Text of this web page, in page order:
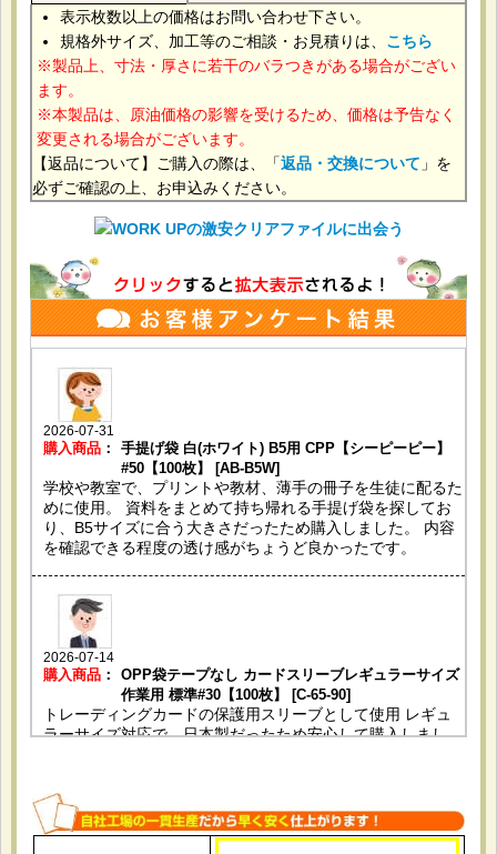
表示枚数以上の価格はお問い合わせ下さい。
規格外サイズ、加工等のご相談・お見積りは、 こちら
製品上、寸法・厚さに若干のバラつきがある場合がござい
ます。
本製品は、原油価格の影響を受けるため、価格は予告なく
変更される場合がございます。
【返品について】ご購入の際は、「返品・交換について 」を
必ずご確認の上、お申込みください。
2026-07-31
購入商品 ：
手提げ袋 白(ホワイト) B5用 CPP【シーピーピー】
#50【100枚】 [AB-B5W]
学校や教室で、プリントや教材、薄手の冊子を生徒に配るた
めに使用。 資料をまとめて持ち帰れる手提げ袋を探してお
り、B5サイズに合う大きさだったため購入しました。 内容
を確認できる程度の透け感がちょうど良かったです。
2026-07-14
購入商品 ：
OPP袋テープなし カードスリーブレギュラーサイズ
作業用 標準#30【100枚】 [C-65-90]
トレーディングカードの保護用スリーブとして使用 レギュ
ラーサイズ対応で、日本製だったため安心して購入しまし